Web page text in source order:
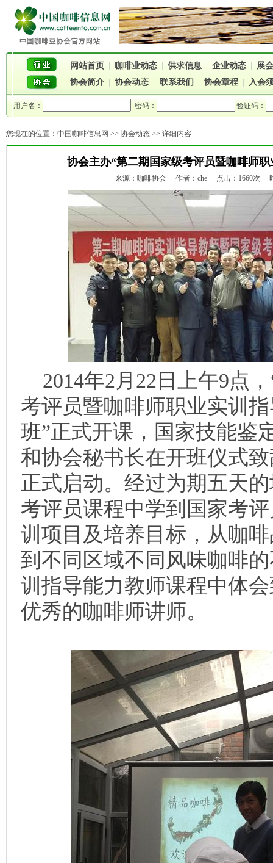
网站首页 咖啡业动态 供求信息 企业动态
展
协会简介
协会动态 联系我们 协会章程 入会
用户名： 密码： 验证码：
您现在的位置： 中国咖啡信息网 >> 协会动态 >> 详细内容
协会主办“第二期国家级考评员暨咖啡师
来源：咖啡协会 作者：che 点击：1660次 时
2014年2月22日上午9点
考评员暨咖啡师职业实训
班”正式开课，国家技能鉴
和协会秘书长在开班仪式
正式启动。经过为期五天
考评员课程中学到国家考
训项目及培养目标，从咖
到不同区域不同风味咖啡
训指导能力教师课程中体
优秀的咖啡师讲师。